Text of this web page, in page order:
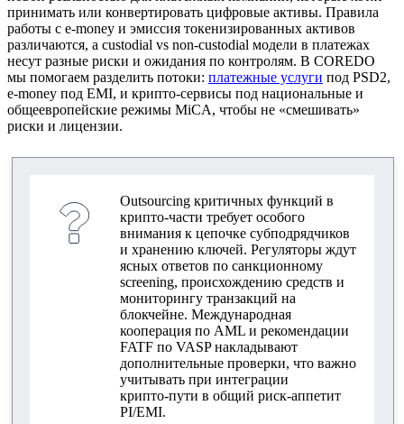
принимать или конвертировать цифровые активы. Правила
работы с e‑money и эмиссия токенизированных активов
различаются, а custodial vs non‑custodial модели в платежах
несут разные риски и ожидания по контролям. В COREDO
мы помогаем разделить потоки: платежные услуги под PSD2,
e‑money под EMI, и крипто‑сервисы под национальные и
общеевропейские режимы MiCA, чтобы не «смешивать»
риски и лицензии.
Outsourcing критичных функций в
крипто‑части требует особого
внимания к цепочке субподрядчиков
и хранению ключей. Регуляторы ждут
ясных ответов по санкционному
screening, происхождению средств и
мониторингу транзакций на
блокчейне. Международная
кооперация по AML и рекомендации
FATF по VASP накладывают
дополнительные проверки, что важно
учитывать при интеграции
крипто‑пути в общий риск‑аппетит
PI/EMI.